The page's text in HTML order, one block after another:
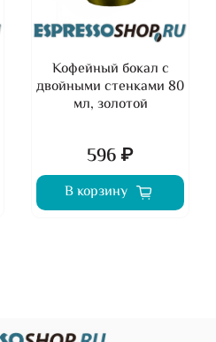
Кофейный бокал с
двойными стенками 80
мл, золотой
596 ₽
В корзину